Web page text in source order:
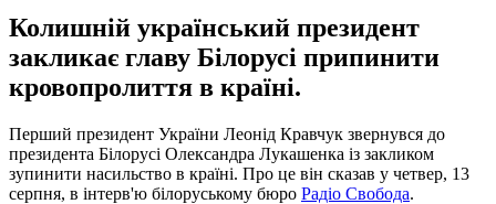
Колишній український президент
закликає главу Білорусі припинити
кровопролиття в країні.
Перший президент України Леонід Кравчук звернувся до
президента Білорусі Олександра Лукашенка із закликом
зупинити насильство в країні. Про це він сказав у четвер, 13
серпня, в інтерв'ю білоруському бюро Радіо Свобода.